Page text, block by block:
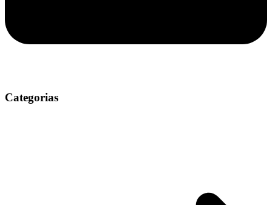
Categorias